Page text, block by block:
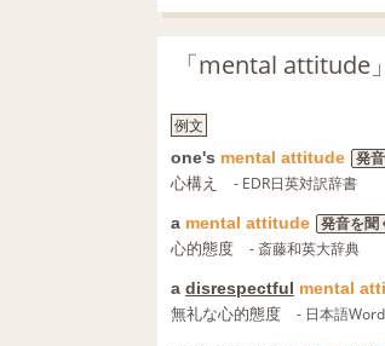
「mental attitude
例文
one's mental attitude 発
心構え - EDR日英対訳辞書
a mental attitude 発音を聞
心的態度 - 斎藤和英大辞典
a disrespectful mental
無礼な心的態度 - 日本語